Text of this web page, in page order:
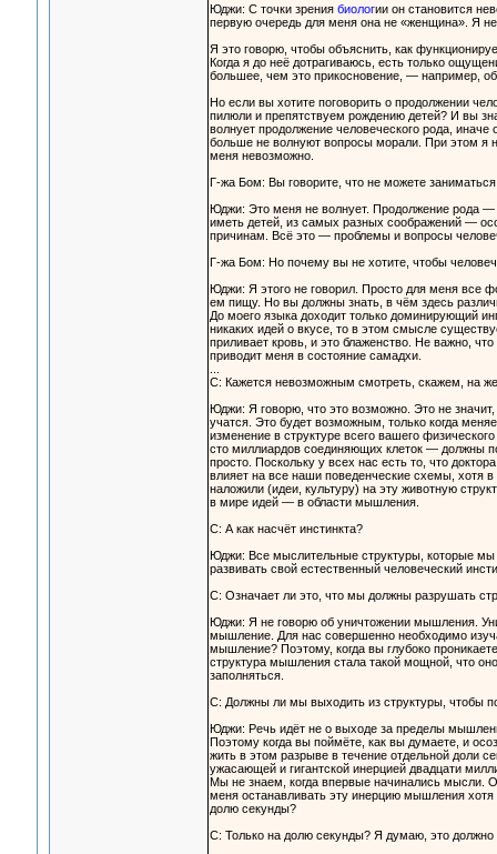
Юджи: С точки зрения биологии он становится
первую очередь для меня она не «женщина». Я
Я это говорю, чтобы объяснить, как
Когда я до неё дотрагиваюсь, есть только
большее, чем это прикосновение, — например,
Но если вы хотите поговорить о продолжении
пилюли и препятствуем рождению детей? И вы
волнует продолжение человеческого рода,
больше не волнуют вопросы морали. При этом я
меня невозможно.
Г-жа Бом: Вы говорите, что не можете
Юджи: Это меня не волнует. Продолжение рода —
иметь детей, из самых разных соображений —
причинам. Всё это — проблемы и вопросы
Г-жа Бом: Но почему вы не хотите, чтобы
Юджи: Я этого не говорил. Просто для меня все
ем пищу. Но вы должны знать, в чём здесь
До моего языка доходит только доминирующий
никаких идей о вкусе, то в этом смысле
приливает кровь, и это блаженство. Не важно,
приводит меня в состояние самадхи.
С: Кажется невозможным смотреть, скажем, на
Юджи: Я говорю, что это возможно. Это не
учатся. Это будет возможным, только когда
изменение в структуре всего вашего
сто миллиардов соединяющих клеток — должны
просто. Поскольку у всех нас есть то, что
влияет на все наши поведенческие схемы, хотя
наложили (идеи, культуру) на эту животную
в мире идей — в области мышления.
С: А как насчёт инстинкта?
Юджи: Все мыслительные структуры, которые мы
развивать свой естественный человеческий
С: Означает ли это, что мы должны разрушать
Юджи: Я не говорю об уничтожении мышления.
мышление. Для нас совершенно необходимо
мышление? Поэтому, когда вы глубоко
структура мышления стала такой мощной, что
заполняться.
С: Должны ли мы выходить из структуры, чтобы
Юджи: Речь идёт не о выходе за пределы
Поэтому когда вы поймёте, как вы думаете, и
жить в этом разрыве в течение отдельной доли
ужасающей и гигантской инерцией двадцати
Мы не знаем, когда впервые начинались мысли.
меня останавливать эту инерцию мышления хотя
долю секунды?
С: Только на долю секунды? Я думаю, это должно